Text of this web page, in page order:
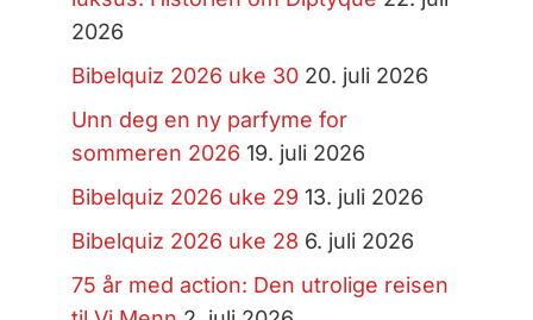
2026
Bibelquiz 2026 uke 30 20. juli 2026
Unn deg en ny parfyme for
sommeren 2026 19. juli 2026
Bibelquiz 2026 uke 29 13. juli 2026
Bibelquiz 2026 uke 28 6. juli 2026
75 år med action: Den utrolige reisen